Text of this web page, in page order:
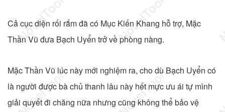
Cả cục diện rối rắm đã có Mục Kiến Khang hỗ trợ, Mặc
Thần Vũ đưa Bạch Uyển trở về phòng nàng.
Mặc Thần Vũ lúc này mới nghiệm ra, cho dù Bạch Uyển có
là người được bà chủ thanh lâu này hết mực ưu ái tự mình
giải quyết đi chăng nữa nhưng cũng không thể bảo vệ